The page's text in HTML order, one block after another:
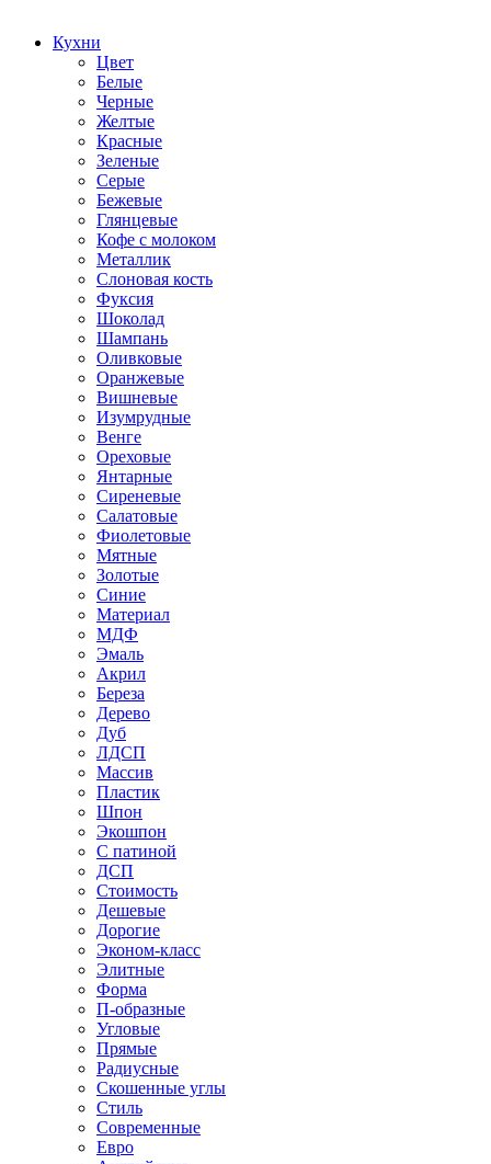
Кухни
Цвет
Белые
Черные
Желтые
Красные
Зеленые
Серые
Бежевые
Глянцевые
Кофе с молоком
Металлик
Слоновая кость
Фуксия
Шоколад
Шампань
Оливковые
Оранжевые
Вишневые
Изумрудные
Венге
Ореховые
Янтарные
Сиреневые
Салатовые
Фиолетовые
Мятные
Золотые
Синие
Материал
МДФ
Эмаль
Акрил
Береза
Дерево
Дуб
ЛДСП
Массив
Пластик
Шпон
Экошпон
С патиной
ДСП
Стоимость
Дешевые
Дорогие
Эконом-класс
Элитные
Форма
П-образные
Угловые
Прямые
Радиусные
Скошенные углы
Стиль
Современные
Евро